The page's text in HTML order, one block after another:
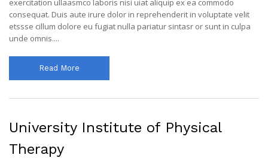
consequat. Duis aute irure dolor in reprehenderit in voluptate velit
etssse cillum dolore eu fugiat nulla pariatur sintasr or sunt in culpa
unde omnis....
Read More
University Institute of Physical
Therapy